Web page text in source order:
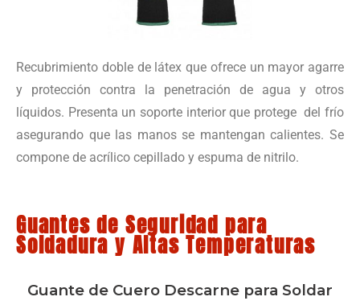
Recubrimiento doble de látex que ofrece un mayor agarre
y protección contra la penetración de agua y otros
líquidos. Presenta un soporte interior que protege del frío
asegurando que las manos se mantengan calientes. Se
compone de acrílico cepillado y espuma de nitrilo.
Guantes de Seguridad para
Soldadura y Altas Temperaturas
Guante de Cuero Descarne para Soldar